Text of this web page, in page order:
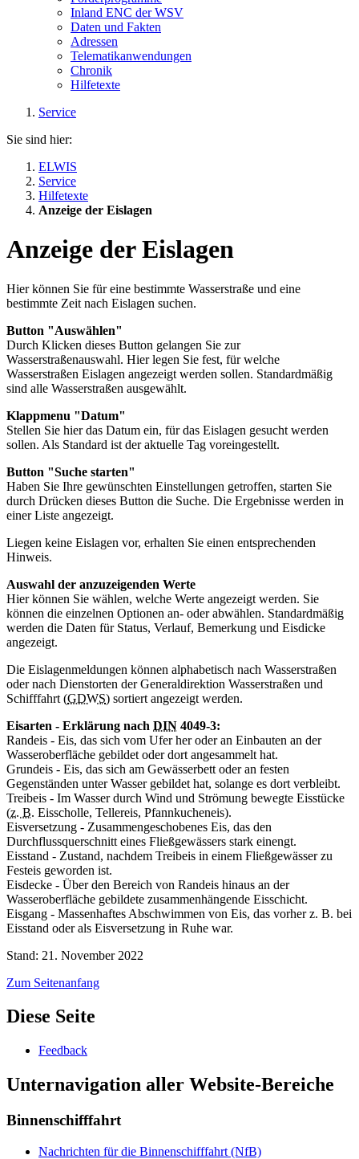
Inland ENC der WSV
Daten und Fakten
Adressen
Telematikanwendungen
Chronik
Hilfetexte
Service
Sie sind hier:
ELWIS
Service
Hilfetexte
Anzeige der Eislagen
Anzeige der Eislagen
Hier können Sie für eine bestimmte Wasserstraße und eine
bestimmte Zeit nach Eislagen suchen.
Button "Auswählen"
Durch Klicken dieses Button gelangen Sie zur
Wasserstraßenauswahl. Hier legen Sie fest, für welche
Wasserstraßen Eislagen angezeigt werden sollen. Standardmäßig
sind alle Wasserstraßen ausgewählt.
Klappmenu "Datum"
Stellen Sie hier das Datum ein, für das Eislagen gesucht werden
sollen. Als Standard ist der aktuelle Tag voreingestellt.
Button "Suche starten"
Haben Sie Ihre gewünschten Einstellungen getroffen, starten Sie
durch Drücken dieses Button die Suche. Die Ergebnisse werden in
einer Liste angezeigt.
Liegen keine Eislagen vor, erhalten Sie einen entsprechenden
Hinweis.
Auswahl der anzuzeigenden Werte
Hier können Sie wählen, welche Werte angezeigt werden. Sie
können die einzelnen Optionen an- oder abwählen. Standardmäßig
werden die Daten für Status, Verlauf, Bemerkung und Eisdicke
angezeigt.
Die Eislagenmeldungen können alphabetisch nach Wasserstraßen
oder nach Dienstorten der Generaldirektion Wasserstraßen und
Schifffahrt (GDWS) sortiert angezeigt werden.
Eisarten - Erklärung nach DIN 4049-3:
Randeis - Eis, das sich vom Ufer her oder an Einbauten an der
Wasseroberfläche gebildet oder dort angesammelt hat.
Grundeis - Eis, das sich am Gewässerbett oder an festen
Gegenständen unter Wasser gebildet hat, solange es dort verbleibt.
Treibeis - Im Wasser durch Wind und Strömung bewegte Eisstücke
(z. B. Eisscholle, Tellereis, Pfannkucheneis).
Eisversetzung - Zusammengeschobenes Eis, das den
Durchflussquerschnitt eines Fließgewässers stark einengt.
Eisstand - Zustand, nachdem Treibeis in einem Fließgewässer zu
Festeis geworden ist.
Eisdecke - Über den Bereich von Randeis hinaus an der
Wasseroberfläche gebildete zusammenhängende Eisschicht.
Eisgang - Massenhaftes Abschwimmen von Eis, das vorher z. B. bei
Eisstand oder als Eisversetzung in Ruhe war.
Stand: 21. November 2022
Zum Seitenanfang
Diese Seite
Feedback
Unternavigation aller Website-Bereiche
Binnenschifffahrt
Nachrichten für die Binnenschifffahrt (NfB)